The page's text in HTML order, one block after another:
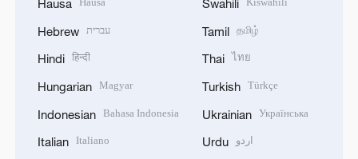
Hausa
Hebrew עברית
Hindi हिन्दी
Hungarian Magyar
Indonesian Bahasa Indonesia
Italian Italiano
Swahili
Tamil தமிழ்
Thai ไทย
Turkish Türkçe
Ukrainian Українська
Urdu اردو